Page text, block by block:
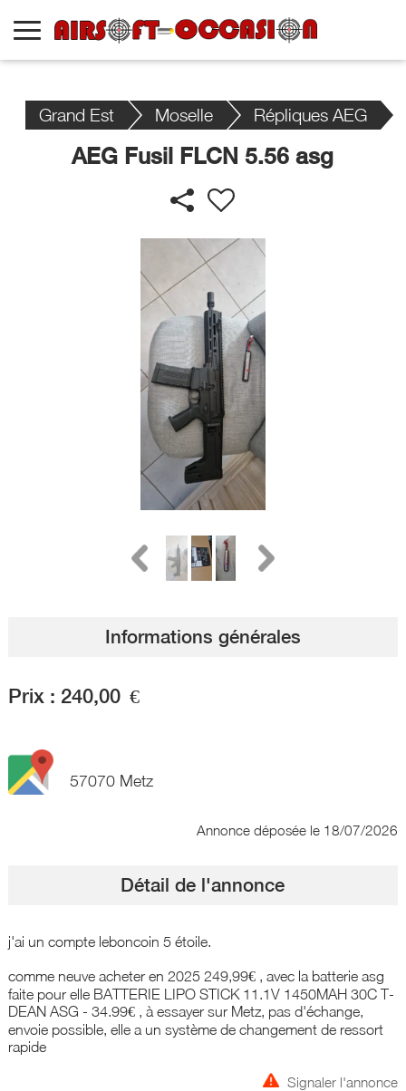
Grand Est Moselle Répliques AEG
AEG Fusil FLCN 5.56 asg
Informations générales
Prix : 240,00 €
57070 Metz
Annonce déposée le 18/07/2026
Détail de l'annonce
j'ai un compte leboncoin 5 étoile.
comme neuve acheter en 2025 249,99€ , avec la batterie asg
faite pour elle BATTERIE LIPO STICK 11.1V 1450MAH 30C T-
DEAN ASG - 34.99€ , à essayer sur Metz, pas d'échange,
envoie possible, elle a un système de changement de ressort
rapide
Signaler l'annonce